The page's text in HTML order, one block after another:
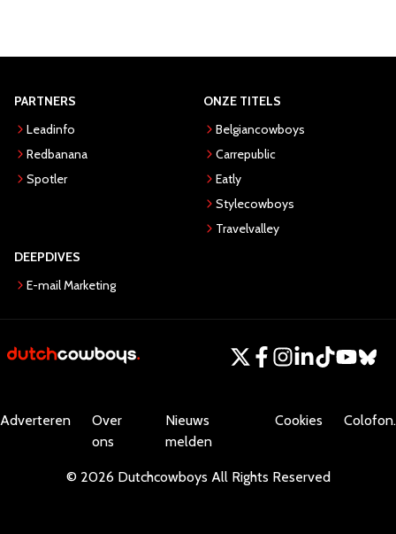
PARTNERS
Leadinfo
Redbanana
Spotler
ONZE TITELS
Belgiancowboys
Carrepublic
Eatly
Stylecowboys
Travelvalley
DEEPDIVES
E-mail Marketing
Adverteren
Over
ons
Nieuws
melden
Cookies Colofon.
© 2026 Dutchcowboys All Rights Reserved